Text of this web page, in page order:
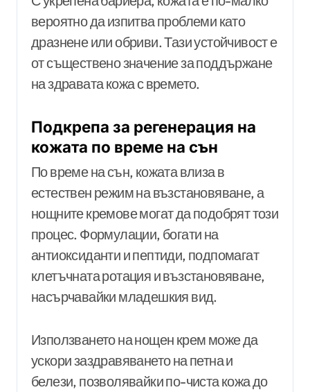
вероятно да изпитва проблеми като
дразнене или обриви. Тази устойчивост е
от съществено значение за поддържане
на здравата кожа с времето.
Подкрепа за регенерация на
кожата по време на сън
По време на сън, кожата влиза в
естествен режим на възстановяване, а
нощните кремове могат да подобрят този
процес. Формулации, богати на
антиоксиданти и пептиди, подпомагат
клетъчната ротация и възстановяване,
насърчавайки младешкия вид.
Използването на нощен крем може да
ускори заздравяването на петна и
белези, позволявайки по-чиста кожа до